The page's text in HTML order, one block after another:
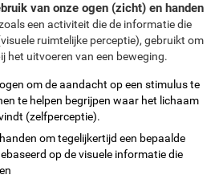
van onze ogen (zicht) en handen
een activiteit die de informatie die
ruimtelijke perceptie), gebruikt om
het uitvoeren van een beweging.
om de aandacht op een stimulus te
te helpen begrijpen waar het lichaam
(zelfperceptie).
om tegelijkertijd een bepaalde
op de visuele informatie die